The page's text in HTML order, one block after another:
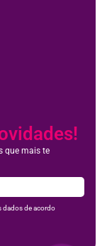
que mais te
dados de acordo